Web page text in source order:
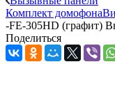
Комплект домофона
-FE-305HD (графит)
Поделиться